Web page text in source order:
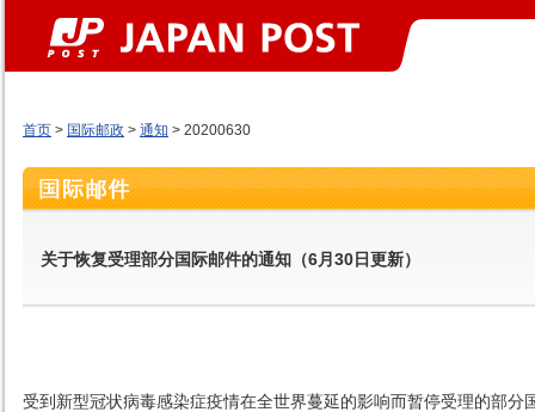
首页 > 国际邮政 > 通知 > 20200630
关于恢复受理部分国际邮件的通知（6月30日更新）
受到新型冠状病毒感染症疫情在全世界蔓延的影响而暂停受理的部分